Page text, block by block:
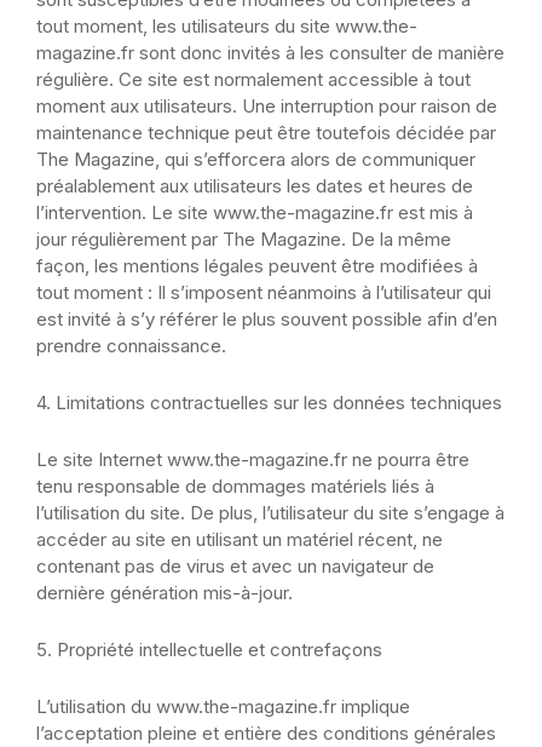
tout moment, les utilisateurs du site www.the-
magazine.fr sont donc invités à les consulter de manière
régulière. Ce site est normalement accessible à tout
moment aux utilisateurs. Une interruption pour raison de
maintenance technique peut être toutefois décidée par
The Magazine, qui s’efforcera alors de communiquer
préalablement aux utilisateurs les dates et heures de
l’intervention. Le site www.the-magazine.fr est mis à
jour régulièrement par The Magazine. De la même
façon, les mentions légales peuvent être modifiées à
tout moment : Il s’imposent néanmoins à l’utilisateur qui
est invité à s’y référer le plus souvent possible afin d’en
prendre connaissance.
4. Limitations contractuelles sur les données techniques
Le site Internet www.the-magazine.fr ne pourra être
tenu responsable de dommages matériels liés à
l’utilisation du site. De plus, l’utilisateur du site s’engage à
accéder au site en utilisant un matériel récent, ne
contenant pas de virus et avec un navigateur de
dernière génération mis-à-jour.
5. Propriété intellectuelle et contrefaçons
L’utilisation du www.the-magazine.fr implique
l’acceptation pleine et entière des conditions générales